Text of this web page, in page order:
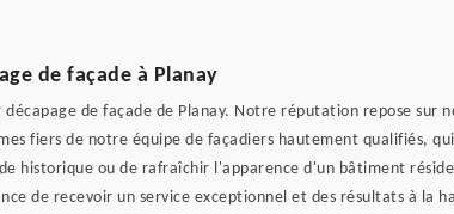
de façade à Planay
de façade de Planay. Notre réputation repose sur
fiers de notre équipe de façadiers hautement qualifiés,
historique ou de rafraîchir l'apparence d'un bâtiment
de recevoir un service exceptionnel et des résultats à la